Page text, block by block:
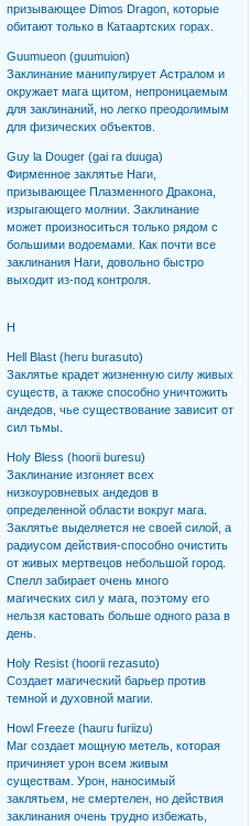
призывающее Dimos Dragon, которые
обитают только в Катаартских горах.
Guumueon (guumuion)
Заклинание манипулирует Астралом и
окружает мага щитом, непроницаемым
для заклинаний, но легко преодолимым
для физических объектов.
Guy la Douger (gai ra duuga)
Фирменное заклятье Наги,
призывающее Плазменного Дракона,
изрыгающего молнии. Заклинание
может произноситься только рядом с
большими водоемами. Как почти все
заклинания Наги, довольно быстро
выходит из-под контроля.
H
Hell Blast (heru burasuto)
Заклятье крадет жизненную силу живых
существ, а также способно уничтожить
андедов, чье существование зависит от
сил тьмы.
Holy Bless (hoorii buresu)
Заклинание изгоняет всех
низкоуровневых андедов в
определенной области вокруг мага.
Заклятье выделяется не своей силой, а
радиусом действия-способно очистить
от живых мертвецов небольшой город.
Спелл забирает очень много
магических сил у мага, поэтому его
нельзя кастовать больше одного раза в
день.
Holy Resist (hoorii rezasuto)
Создает магический барьер против
темной и духовной магии.
Howl Freeze (hauru furiizu)
Маг создает мощную метель, которая
причиняет урон всем живым
существам. Урон, наносимый
заклятьем, не смертелен, но действия
заклинания очень трудно избежать,